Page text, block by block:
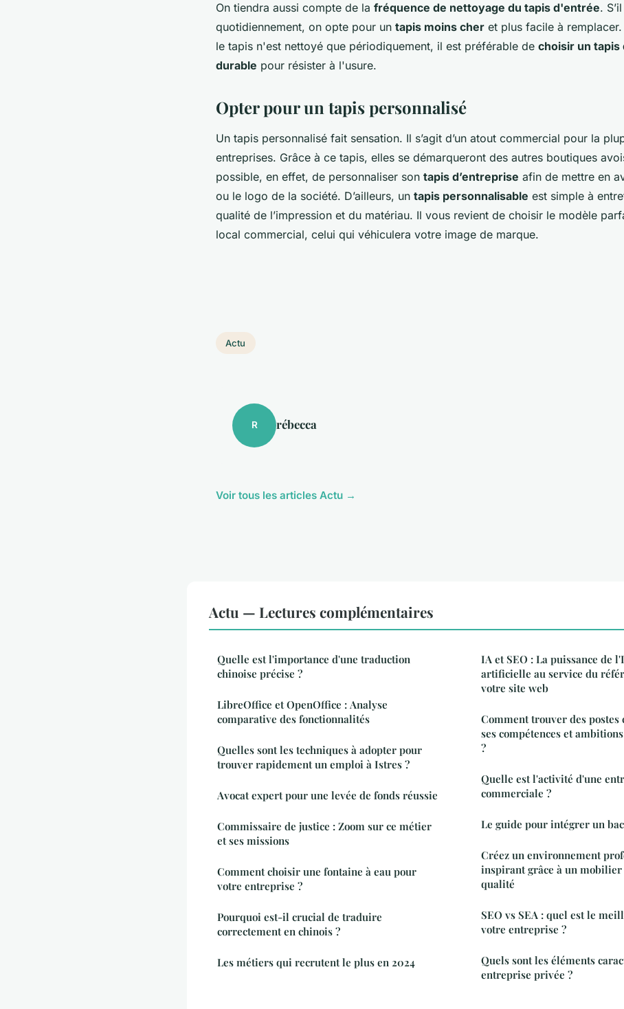
On tiendra aussi compte de la fréquence de nettoyage du tapis d'entrée.
quotidiennement, on opte pour un tapis moins cher et plus facile à
le tapis n'est nettoyé que périodiquement, il est préférable de choisir un
durable pour résister à l'usure.
Opter pour un tapis personnalisé
Un tapis personnalisé fait sensation. Il s’agit d’un atout commercial pour la
entreprises. Grâce à ce tapis, elles se démarqueront des autres boutiques
possible, en effet, de personnaliser son tapis d’entreprise afin de mettre en
ou le logo de la société. D’ailleurs, un tapis personnalisable est simple à
qualité de l’impression et du matériau. Il vous revient de choisir le modèle
local commercial, celui qui véhiculera votre image de marque.
Actu
R rébecca
Voir tous les articles Actu →
Actu — Lectures complémentaires
Quelle est l'importance d'une traduction
chinoise précise ?
LibreOffice et OpenOffice : Analyse
comparative des fonctionnalités
Quelles sont les techniques à adopter pour
trouver rapidement un emploi à Istres ?
Avocat expert pour une levée de fonds réussie
Commissaire de justice : Zoom sur ce métier
et ses missions
Comment choisir une fontaine à eau pour
votre entreprise ?
Pourquoi est-il crucial de traduire
correctement en chinois ?
Les métiers qui recrutent le plus en 2024
IA et SEO : La puissance de
artificielle au service du
votre site web
Comment trouver des postes
ses compétences et
?
Quelle est l'activité d'une
commerciale ?
Le guide pour intégrer un
Créez un environnement
inspirant grâce à un mobilier
qualité
SEO vs SEA : quel est le
votre entreprise ?
Quels sont les éléments
entreprise privée ?